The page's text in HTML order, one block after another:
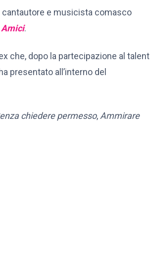
cantautore e musicista comasco
Amici.
che, dopo la partecipazione al talent
presentato all’interno del
chiedere permesso,Ammirare